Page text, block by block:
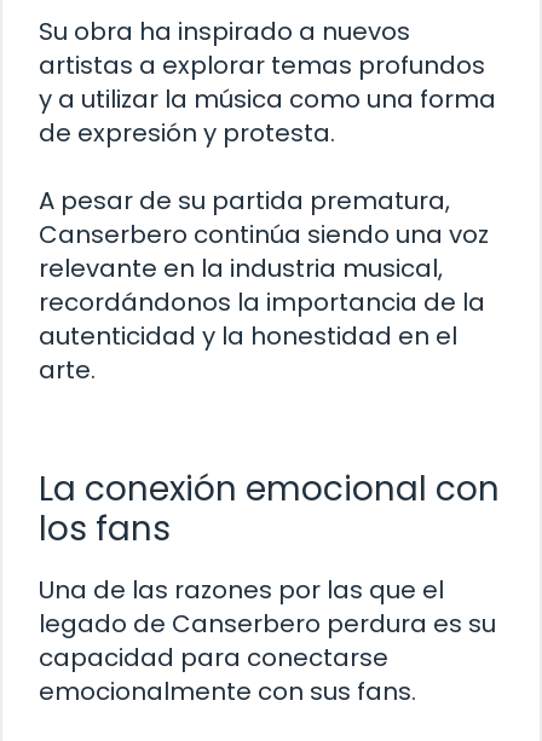
Su obra ha inspirado a nuevos
artistas a explorar temas profundos
y a utilizar la música como una forma
de expresión y protesta.
A pesar de su partida prematura,
Canserbero continúa siendo una voz
relevante en la industria musical,
recordándonos la importancia de la
autenticidad y la honestidad en el
arte.
La conexión emocional con
los fans
Una de las razones por las que el
legado de Canserbero perdura es su
capacidad para conectarse
emocionalmente con sus fans.